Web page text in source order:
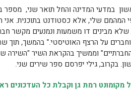
במדעי המדינה והחל תואר שני, מספר
המהמם שלי, אלא כסטודנט בתוכנית.
מבינים דו משמעות ונמנעים מקשר
על הרצף האוטיסטי." בהמשך, תוך
וממשיך בהקראת השיר "השירה
בקרוב, גילי יפרסם ספר שירים שני.
רמת גן וקבלת כל העדכונים